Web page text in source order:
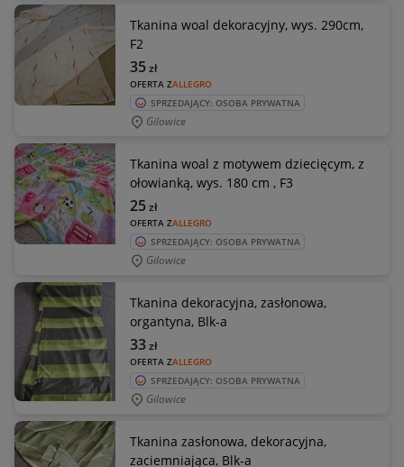
Tkanina woal dekoracyjny, wys. 290cm,
F2
OFERTA ZALLEGRO
35zł
SPRZEDAJĄCY: OSOBA PRYWATNA
Gilowice
Tkanina woal z motywem dziecięcym, z
ołowianką, wys. 180 cm , F3
OFERTA ZALLEGRO
25zł
SPRZEDAJĄCY: OSOBA PRYWATNA
Gilowice
Tkanina dekoracyjna, zasłonowa,
organtyna, Blk-a
OFERTA ZALLEGRO
33zł
SPRZEDAJĄCY: OSOBA PRYWATNA
Gilowice
Tkanina zasłonowa, dekoracyjna,
zaciemniająca, Blk-a